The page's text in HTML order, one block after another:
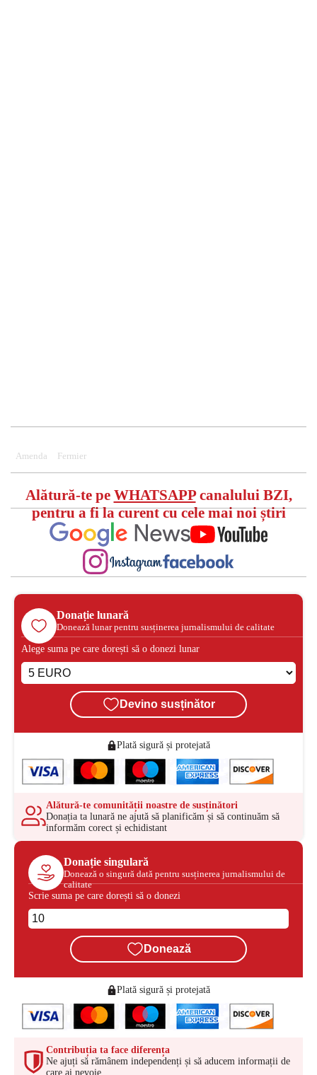
Amenda Fermier
Alătură-te pe WHATSAPPcanalului BZI,
pentru a fi la curent cu cele mai noi știri
Donație lunară
Donează lunar pentru susținerea jurnalismului de calitate
Alege suma pe care dorești să o donezi lunar
Devino susținător
Plată sigură și protejată
Alătură-te comunității noastre de susținători
Donația ta lunară ne ajută să planificăm și să continuăm să
informăm corect și echidistant
Donație singulară
Donează o singură dată pentru susținerea jurnalismului de
calitate
Scrie suma pe care dorești să o donezi
Donează
Plată sigură și protejată
Contribuția ta face diferența
Ne ajuți să rămânem independenți și să aducem informații de
care ai nevoie